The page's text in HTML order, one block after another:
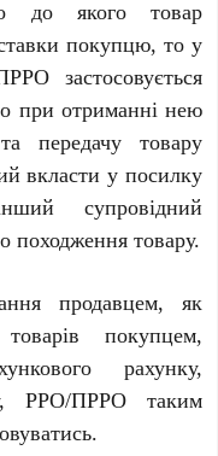
до якого товар
покупцю, то у
застосовується
при отриманні нею
передачу товару
вкласти у посилку
супровідний
походження товару.
продавцем, як
покупцем,
рахунку,
РРО/ПРРО таким
.